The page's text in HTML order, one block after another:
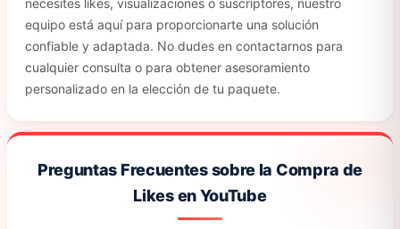
equipo está aquí para proporcionarte una solución
confiable y adaptada. No dudes en contactarnos para
cualquier consulta o para obtener asesoramiento
personalizado en la elección de tu paquete.
Preguntas Frecuentes sobre la Compra de
Likes en YouTube